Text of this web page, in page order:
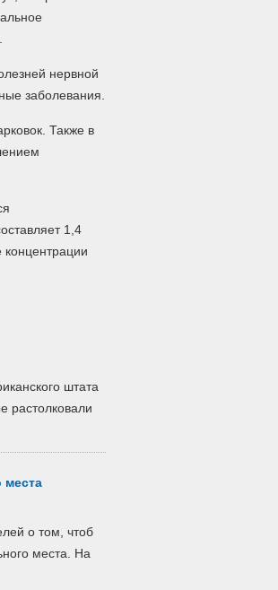
нервной
заболевания.
Также в
1,4
штата
растолковали
места
о том, чтоб
места. На